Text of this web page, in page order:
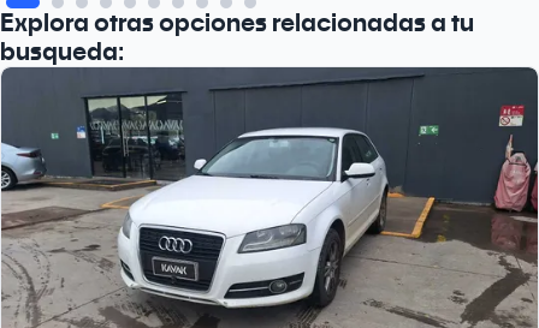
Explora otras opciones relacionadas a tu
busqueda: